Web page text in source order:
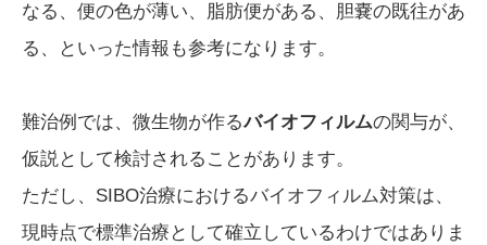
なる、便の色が薄い、脂肪便がある、胆嚢の既往があ
る、といった情報も参考になります。
難治例では、微生物が作るバイオフィルムの関与が、
仮説として検討されることがあります。
ただし、SIBO治療におけるバイオフィルム対策は、
現時点で標準治療として確立しているわけではありま